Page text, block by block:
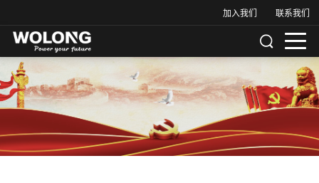
加入我们 联系我们